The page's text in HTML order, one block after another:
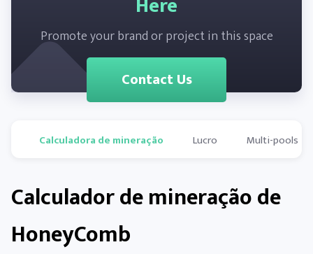
Promote your brand or project in this space
Contact Us
Calculadora de mineração Lucro Multi-pools
Calculador de mineração de
HoneyComb